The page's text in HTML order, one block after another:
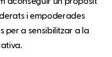
i empoderades
per a sensibilitzar a la